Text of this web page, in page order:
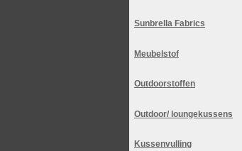
Sunbrella Fabrics
Meubelstof
Outdoorstoffen
Outdoor/ loungekussens
Kussenvulling